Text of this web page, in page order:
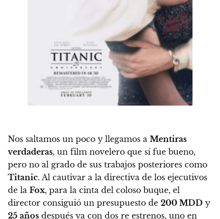
Nos saltamos un poco y llegamos a Mentiras
verdaderas, un film novelero que sí fue bueno,
pero no al grado de sus trabajos posteriores como
Titanic. Al cautivar a la directiva de los ejecutivos
de la Fox, para la cinta del coloso buque, el
director consiguió un presupuesto de 200 MDD y
25 años después ya con dos re estrenos, uno en